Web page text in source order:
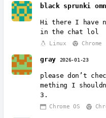
black sprunki
Hi there I have
in the chat lol
Linux
gray 2026-01-23
please don’t
mething I
3.
Chrome OS